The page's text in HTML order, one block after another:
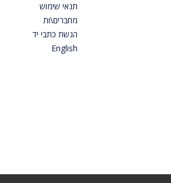
תנאי שימוש
מחברים\ות
הגשת כתבי יד
English